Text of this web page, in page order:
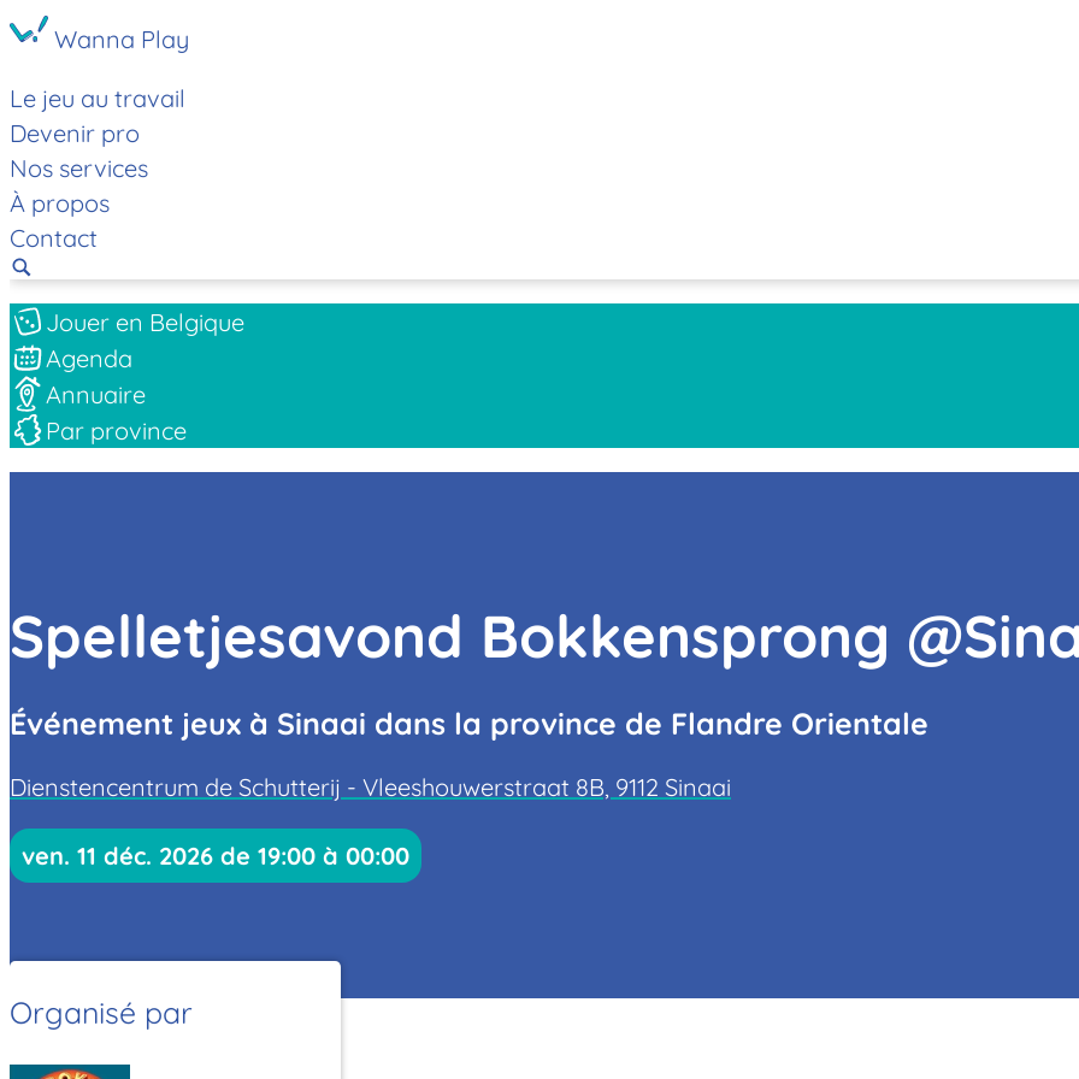
Wanna Play
Le jeu au travail
Devenir pro
Nos services
À propos
Contact
Jouer en Belgique
Agenda
Annuaire
Par province
Spelletjesavond Bokkensprong
Événement jeux à Sinaai dans la province de Flandre Orientale
Dienstencentrum de Schutterij - Vleeshouwerstraat 8B, 9112 Sinaai
ven. 11 déc. 2026 de 19:00 à 00:00
Organisé par